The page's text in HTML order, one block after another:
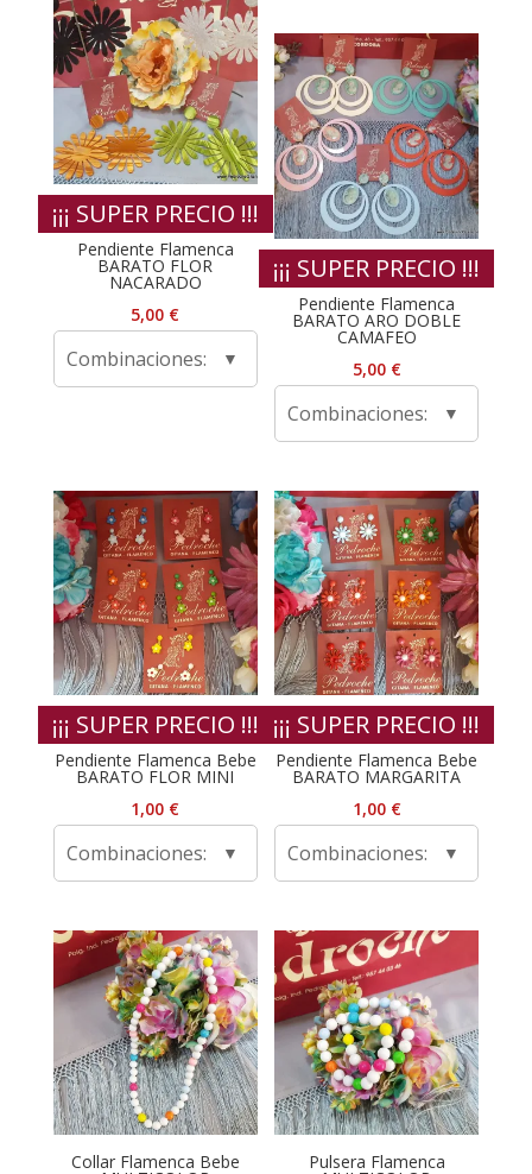
¡¡¡ SUPER PRECIO !!!
Pendiente Flamenca
BARATO FLOR
NACARADO
5,00 €
Combinaciones:
¡¡¡ SUPER PRECIO !!!
Pendiente Flamenca
BARATO ARO DOBLE
CAMAFEO
5,00 €
Combinaciones:
¡¡¡ SUPER PRECIO !!!
Pendiente Flamenca Bebe
BARATO FLOR MINI
1,00 €
Combinaciones:
¡¡¡ SUPER PRECIO !!!
Pendiente Flamenca Bebe
BARATO MARGARITA
1,00 €
Combinaciones:
Collar Flamenca Bebe Pulsera Flamenca